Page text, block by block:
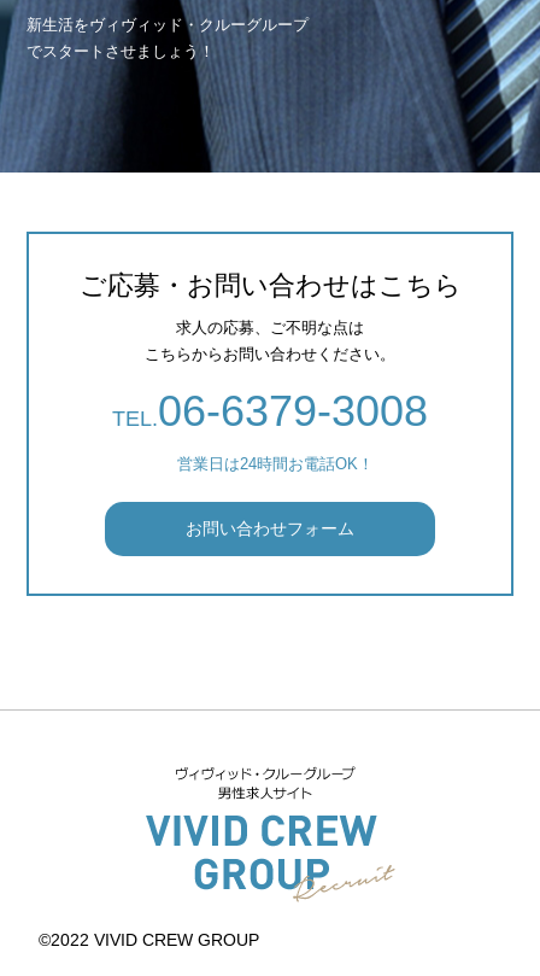
新生活をヴィヴィッド・クルーグループ
でスタートさせましょう！
ご応募・お問い合わせはこちら
求人の応募、ご不明な点は
こちらからお問い合わせください。
TEL.06-6379-3008
営業日は24時間お電話OK！
お問い合わせフォーム
©2022 VIVID CREW GROUP